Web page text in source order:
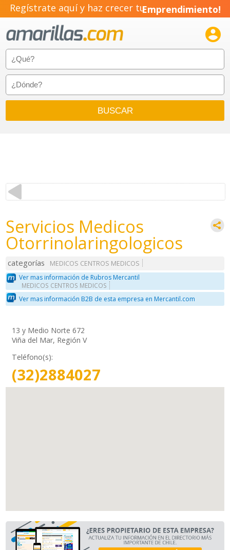
Regístrate aquí y haz crecer tuEmprendimiento!

Servicios Medicos
Otorrinolaringologicos
categorías
MEDICOS CENTROS MEDICOS
Ver mas información de Rubros Mercantil
MEDICOS CENTROS MEDICOS
Ver mas información B2B de esta empresa en Mercantil.com
13 y Medio Norte 672
Viña del Mar, Región V
Teléfono(s):
(32)2884027